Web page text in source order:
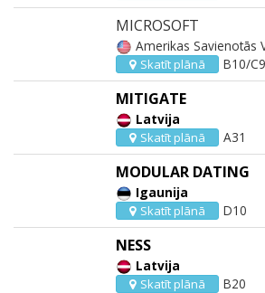
MICROSOFT
Amerikas Savienotās
Skatīt plānā B10/C9
MITIGATE
Latvija
Skatīt plānā A31
MODULAR DATING
Igaunija
Skatīt plānā D10
NESS
Latvija
Skatīt plānā B20